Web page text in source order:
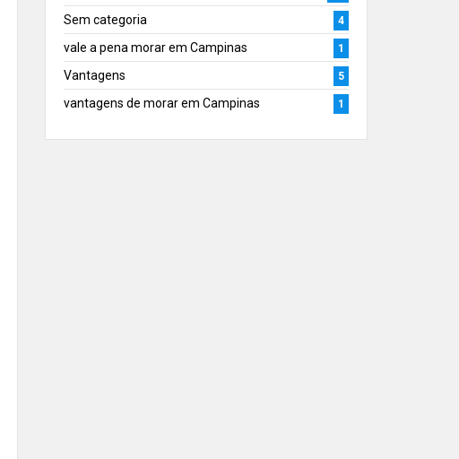
Sem categoria 4
vale a pena morar em Campinas 1
Vantagens 5
vantagens de morar em Campinas 1